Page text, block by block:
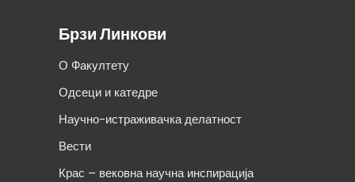
Брзи Линкови
О Факултету
Одсеци и катедре
Научно-истраживачка делатност
Вести
Крас – вековна научна инспирација